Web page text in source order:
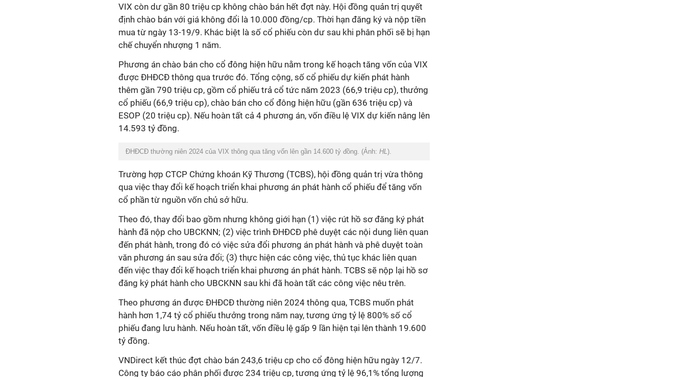
VIX còn dư gần 80 triệu cp không chào bán hết đợt này. Hội đồng quản trị quyết
định chào bán với giá không đổi là 10.000 đồng/cp. Thời hạn đăng ký và nộp tiền
mua từ ngày 13-19/9. Khác biệt là số cổ phiếu còn dư sau khi phân phối sẽ bị hạn
chế chuyển nhượng 1 năm.
Phương án chào bán cho cổ đông hiện hữu nằm trong kế hoạch tăng vốn của VIX
được ĐHĐCĐ thông qua trước đó. Tổng cộng, số cổ phiếu dự kiến phát hành
thêm gần 790 triệu cp, gồm cổ phiếu trả cổ tức năm 2023 (66,9 triệu cp), thưởng
cổ phiếu (66,9 triệu cp), chào bán cho cổ đông hiện hữu (gần 636 triệu cp) và
ESOP (20 triệu cp). Nếu hoàn tất cả 4 phương án, vốn điều lệ VIX dự kiến nâng lên
14.593 tỷ đồng.
ĐHĐCĐ thường niên 2024 của VIX thông qua tăng vốn lên gần 14.600 tỷ đồng. (Ảnh: HL).
Trường hợp CTCP Chứng khoán Kỹ Thương (TCBS), hội đồng quản trị vừa thông
qua việc thay đổi kế hoạch triển khai phương án phát hành cổ phiếu để tăng vốn
cổ phần từ nguồn vốn chủ sở hữu.
Theo đó, thay đổi bao gồm nhưng không giới hạn (1) việc rút hồ sơ đăng ký phát
hành đã nộp cho UBCKNN; (2) việc trình ĐHĐCĐ phê duyệt các nội dung liên quan
đến phát hành, trong đó có việc sửa đổi phương án phát hành và phê duyệt toàn
văn phương án sau sửa đổi; (3) thực hiện các công việc, thủ tục khác liên quan
đến việc thay đổi kế hoạch triển khai phương án phát hành. TCBS sẽ nộp lại hồ sơ
đăng ký phát hành cho UBCKNN sau khi đã hoàn tất các công việc nêu trên.
Theo phương án được ĐHĐCĐ thường niên 2024 thông qua, TCBS muốn phát
hành hơn 1,74 tỷ cổ phiếu thưởng trong năm nay, tương ứng tỷ lệ 800% số cổ
phiếu đang lưu hành. Nếu hoàn tất, vốn điều lệ gấp 9 lần hiện tại lên thành 19.600
tỷ đồng.
VNDirect kết thúc đợt chào bán 243,6 triệu cp cho cổ đông hiện hữu ngày 12/7.
Công ty báo cáo phân phối được 234 triệu cp, tương ứng tỷ lệ 96,1% tổng lượng